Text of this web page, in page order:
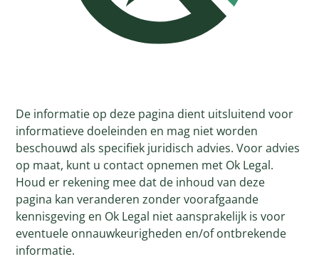
De informatie op deze pagina dient uitsluitend voor
informatieve doeleinden en mag niet worden
beschouwd als specifiek juridisch advies. Voor advies
op maat, kunt u contact opnemen met Ok Legal.
Houd er rekening mee dat de inhoud van deze
pagina kan veranderen zonder voorafgaande
kennisgeving en Ok Legal niet aansprakelijk is voor
eventuele onnauwkeurigheden en/of ontbrekende
informatie.